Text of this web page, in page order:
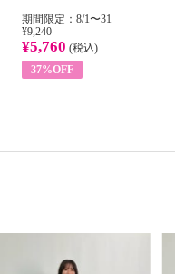
期間限定：8/1〜31
¥9,240
¥5,760 (税込)
37%OFF